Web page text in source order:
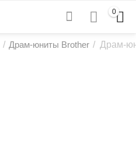
0
/ Драм-юниты Brother / Драм-